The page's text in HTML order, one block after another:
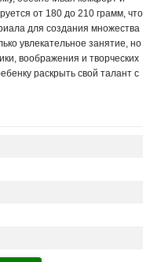
от 180 до 210 грамм, что
для создания множества
увлекательное занятие, но
воображения и творческих
раскрыть свой талант с